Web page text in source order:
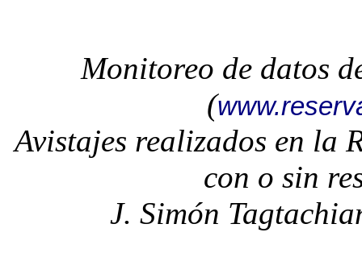
Monitoreo de datos
(
Avistajes realizados en la
con o sin
J. Simón